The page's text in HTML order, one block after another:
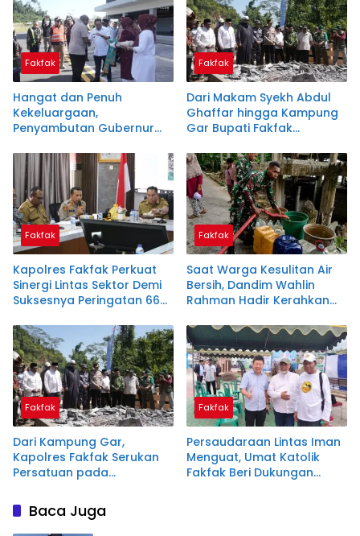
Fakfak
Hangat dan Penuh
Kekeluargaan,
Penyambutan Gubernur
Peringatan 666 Tahun
Islam
Fakfak
Dari Makam Syekh Abdul
Ghaffar hingga Kampung
Gar Bupati Fakfak
Persatuan Menyambut 666
Tahun Islam
Fakfak
Kapolres Fakfak Perkuat
Sinergi Lintas Sektor Demi
Suksesnya Peringatan 666
Fakfak
Saat Warga Kesulitan Air
Bersih, Dandim Wahlin
Rahman Hadir Kerahkan
Fakfak
Dari Kampung Gar,
Kapolres Fakfak Serukan
Persatuan pada
Masuknya Islam di Tanah
Papua
Fakfak
Persaudaraan Lintas Iman
Menguat, Umat Katolik
Fakfak Beri Dukungan
Baca Juga